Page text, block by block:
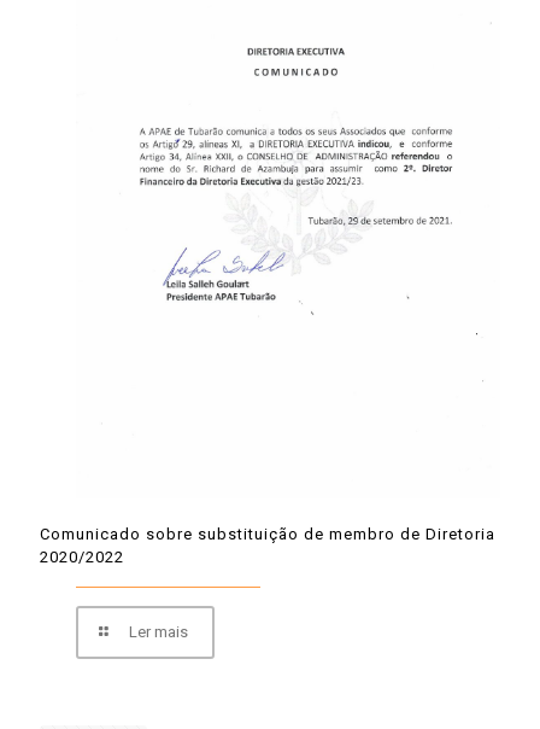
Comunicado sobre substituição de membro de Diretoria
2020/2022
Ler mais